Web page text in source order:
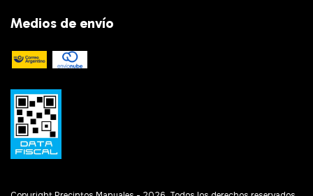
Medios de envío